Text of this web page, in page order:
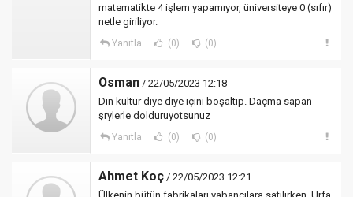
matematikte 4 işlem yapamıyor, üniversiteye 0 (sıfır)
netle giriliyor.
Yanıtla (0) (0)
Osman / 22/05/2023 12:18
Din kültür diye diye içini boşaltıp. Daçma sapan
şrylerle dolduruyotsunuz
Yanıtla (0) (0)
Ahmet Koç / 22/05/2023 12:21